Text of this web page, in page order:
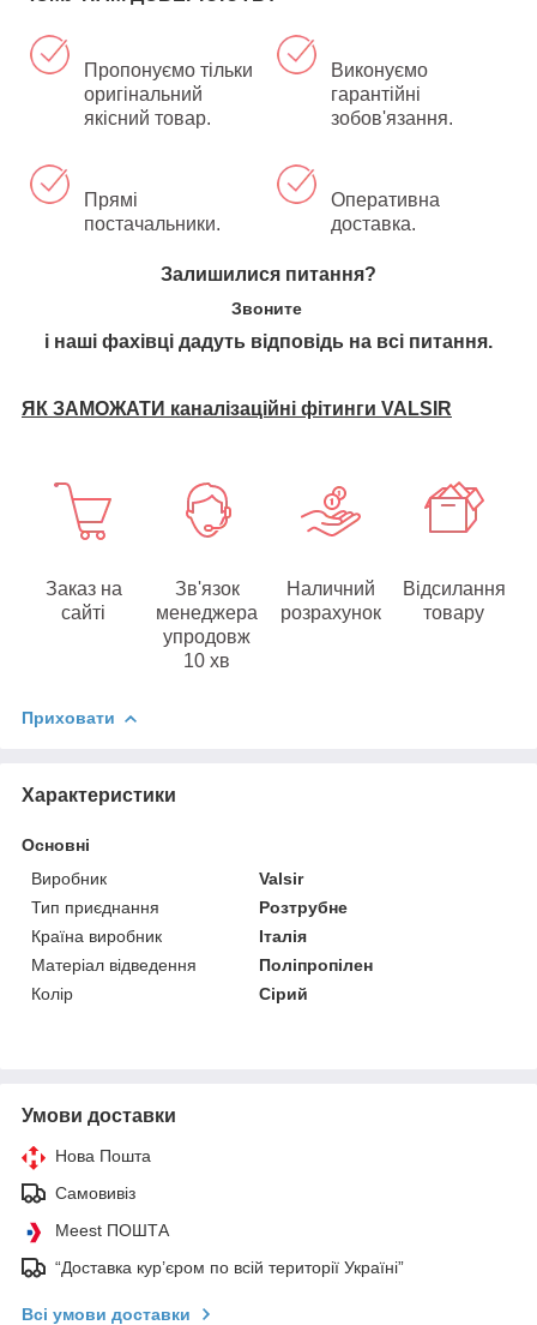
Пропонуємо тільки
оригінальний
якісний товар.
Виконуємо
гарантійні
зобов'язання.
Прямі
постачальники.
Оперативна
доставка.
Залишилися питання?
Звоните
і наші фахівці дадуть відповідь на всі питання.
ЯК ЗАМОЖАТИ каналізаційні фітинги VALSIR
Заказ на
сайті
Зв'язок
менеджера
упродовж
10 хв
Наличний
розрахунок
Відсилання
товару
Приховати
Характеристики
Основні
Виробник
Valsir
Тип приєднання
Розтрубне
Країна виробник
Італія
Матеріал відведення
Поліпропілен
Колір
Сірий
Умови доставки
Нова Пошта
Самовивіз
Meest ПОШТА
“Доставка кур’єром по всій території Україні”
Всі умови доставки